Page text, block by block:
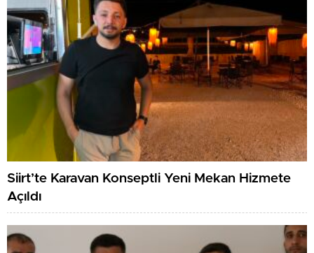
Siirt’te Karavan Konseptli Yeni Mekan Hizmete
Açıldı